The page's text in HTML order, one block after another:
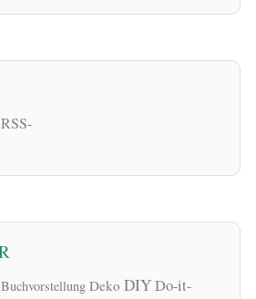
Buchvorstellung Deko DIYDo-it-